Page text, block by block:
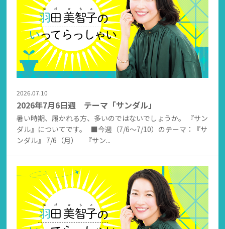
2026.07.10
2026年7月6日週 テーマ「サンダル」
暑い時期、履かれる方、多いのではないでしょうか。 『サン
ダル』についてです。 ■今週（7/6～7/10）のテーマ：『サ
ンダル』 7/6（月） 『サン...